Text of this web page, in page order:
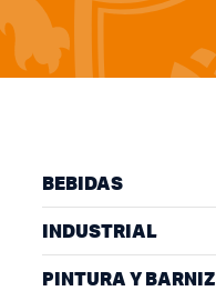
BEBIDAS
INDUSTRIAL
PINTURA Y BARNIZ